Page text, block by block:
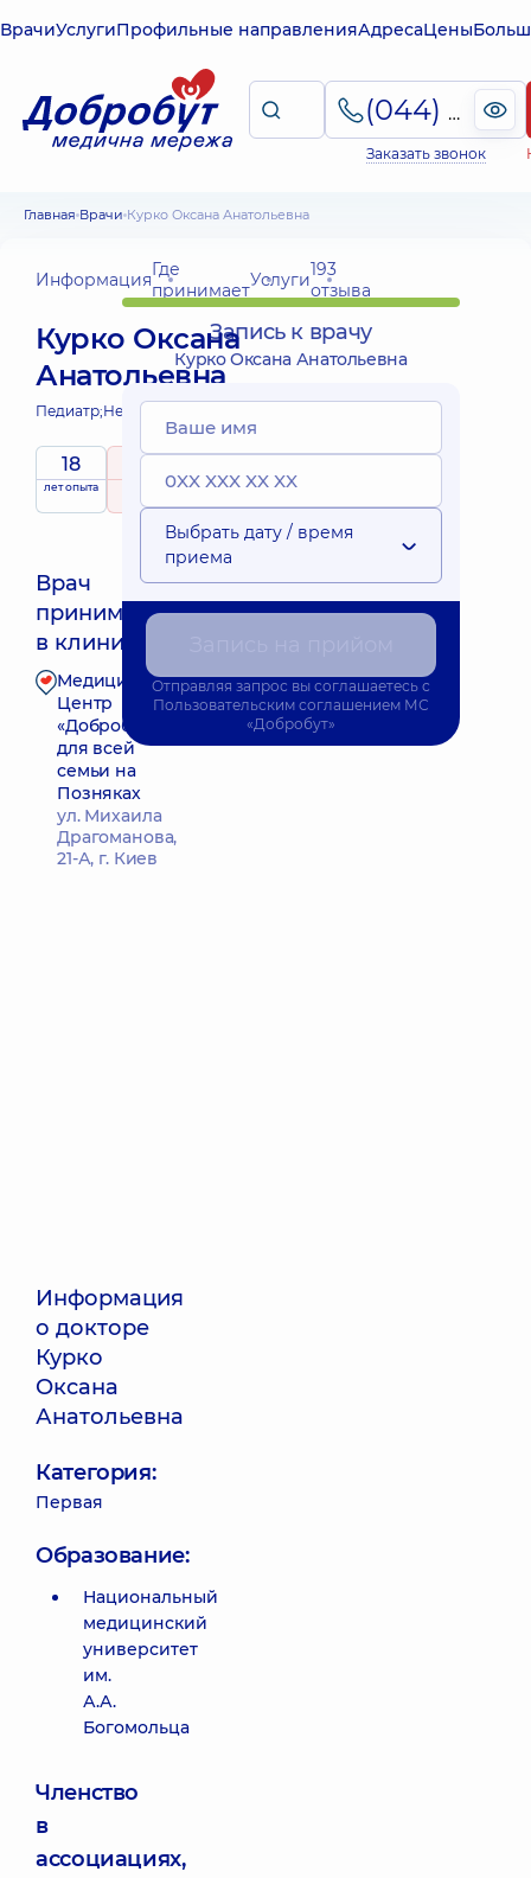
ВрачиУслугиПрофильные направленияАдресаЦены
(044) 495-2-888
Заказать звонок
Главная Врачи Курко Оксана Анатольевна
ИнформацияГде
принимаетУслуги193
отзыва
Курко Оксана
Анатольевна
Педиатр;Невролог детский;
18
лет опыта рейтингна основе
принимает
Врач
принимает
в клинике
Ближайшее время приема: Сьогодні о 19:45
Медицинский
Центр
«Добробут»
для всей
семьи на
Позняках
ул. Михаила
Драгоманова,
21-А, г. Киев
Запись к врачу
Информация
о докторе
Курко
Оксана
Анатольевна
Категория:
Первая
Образование:
Национальный
медицинский
университет
им.
А.А.
Богомольца
Членство
в
ассоциациях,
Запись к врачу
Курко Оксана Анатольевна
Выбрать дату / время
приема
Отправляя запрос вы соглашаетесь с
Пользовательским соглашением МС
«Добробут»